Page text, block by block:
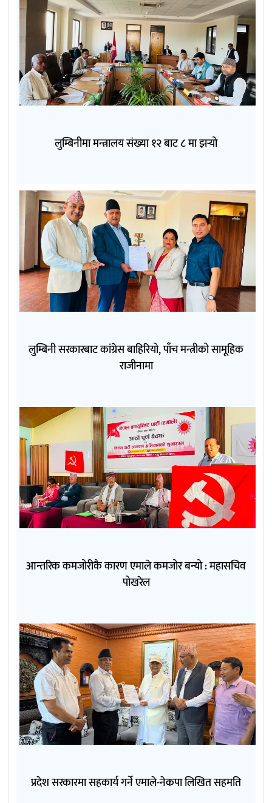
लुम्बिनीमा मन्त्रालय संख्या १२ बाट ८ मा झर्‍यो
लुम्बिनी सरकारबाट कांग्रेस बाहिरियो, पाँच मन्त्रीको सामूहिक
राजीनामा
आन्तरिक कमजोरीकै कारण एमाले कमजोर बन्यो : महासचिव
पोखरेल
प्रदेश सरकारमा सहकार्य गर्ने एमाले-नेकपा लिखित सहमति